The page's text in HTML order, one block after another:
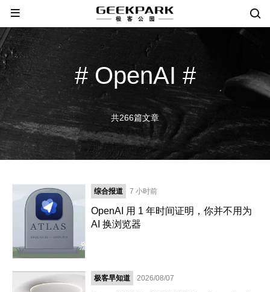
# OpenAI #
共266篇文章
综合报道 7 小时前
OpenAI 用 1 年时间证明，你并不用为
AI 换浏览器
极客早知道 2026/08/07